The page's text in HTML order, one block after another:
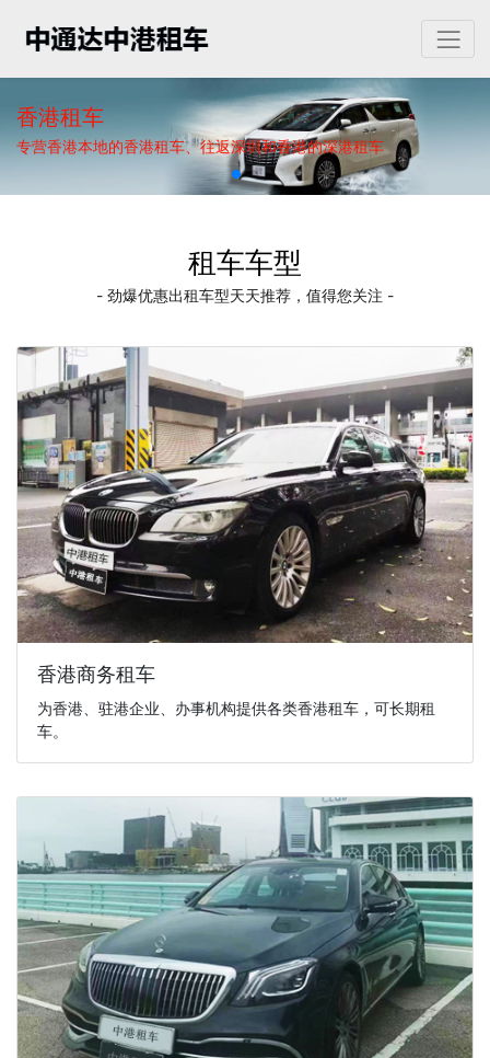
香港租车
专营香港本地的香港租车、往返深圳和香港的深港租车
租车车型
- 劲爆优惠出租车型天天推荐，值得您关注 -
香港商务租车
为香港、驻港企业、办事机构提供各类香港租车，可长期租
车。